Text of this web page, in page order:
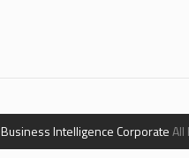
Business Intelligence CorporateAll